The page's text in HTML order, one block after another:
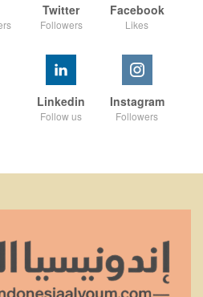
Facebook
Likes
Twitter
Followers
Instagram
Followers
Linkedin
Follow us